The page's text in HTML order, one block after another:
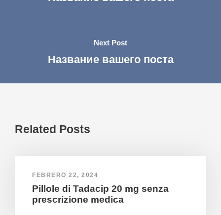
Next Post
Название вашего поста
Related Posts
FEBRERO 22, 2024
Pillole di Tadacip 20 mg senza
prescrizione medica